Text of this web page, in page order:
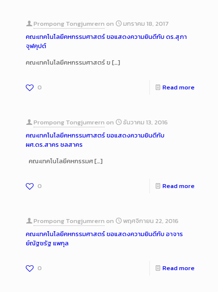
Prompong Tongjumrern on
มกราคม 18, 2017
คณะเทคโนโลยีคหกรรมศาสตร์ ขอแสดงความยินดีกับ ดร.สุภา
จุฬคุปต์
คณะเทคโนโลยีคหกรรมศาสตร์ ข […]
0 Read more
Prompong Tongjumrern on
ธันวาคม 13, 2016
คณะเทคโนโลยีคหกรรมศาสตร์ ขอแสดงความยินดีกับ
ผศ.ดร.สาคร ชลสาคร
คณะเทคโนโลยีคหกรรมศ[…]
0 Read more
Prompong Tongjumrern on
พฤศจิกายน 22, 2016
คณะเทคโนโลยีคหกรรมศาสตร์ ขอแสดงความยินดีกับ อาจาร
ย์ณัฐชรัฐ แพกุล
0 Read more